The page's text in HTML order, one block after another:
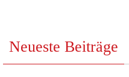
Neueste Beiträge